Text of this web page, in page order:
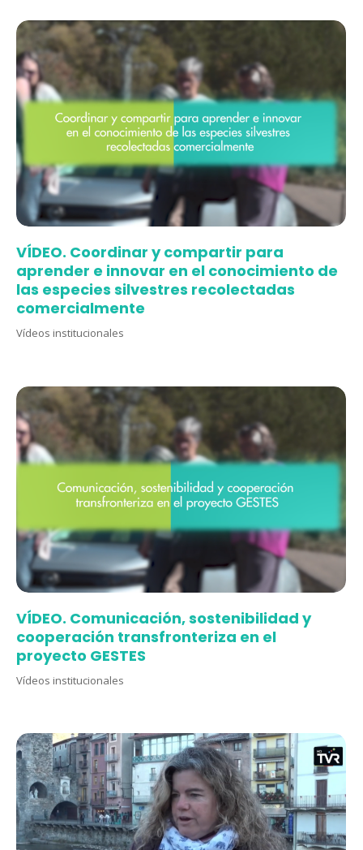
VÍDEO. Coordinar y compartir para
aprender e innovar en el conocimiento de
las especies silvestres recolectadas
comercialmente
Vídeos institucionales
VÍDEO. Comunicación, sostenibilidad y
cooperación transfronteriza en el
proyecto GESTES
Vídeos institucionales